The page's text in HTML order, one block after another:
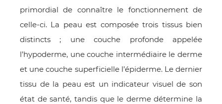
primordial de connaître le fonctionnement de
celle-ci. La peau est composée trois tissus bien
distincts ; une couche profonde appelée
l’hypoderme, une couche intermédiaire le derme
et une couche superficielle l’épiderme. Le dernier
tissu de la peau est un indicateur visuel de son
état de santé, tandis que le derme détermine la